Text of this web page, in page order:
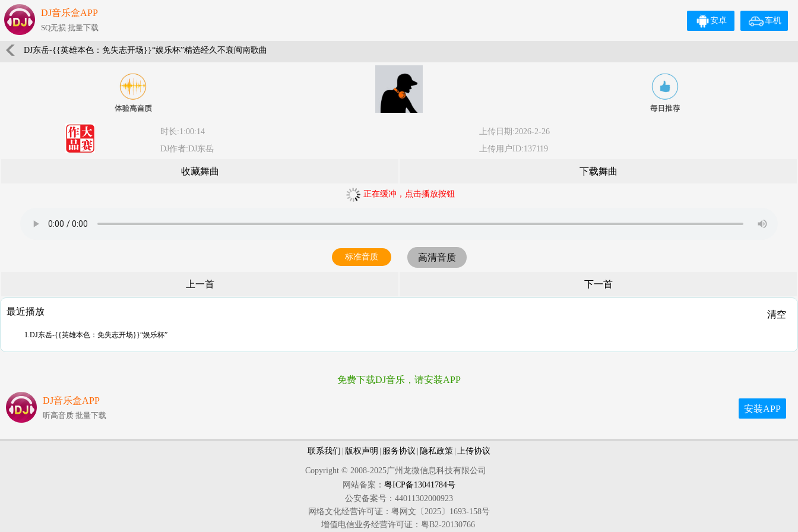
DJ音乐盒APP
SQ无损 批量下载
车机
安卓
DJ东岳-{{英雄本色：免失志开场}}“娱乐杯”精选经久不衰闽南歌曲
时长:1:00:14
上传日期:2026-2-26
DJ作者:DJ东岳
上传用户ID:137119
收藏舞曲 下载舞曲
正在缓冲，点击播放按钮
标准音质 高清音质
上一首 下一首
最近播放 清空
1.DJ东岳-{{英雄本色：免失志开场}}“娱乐杯”
免费下载DJ音乐，请安装APP
DJ音乐盒APP
听高音质 批量下载
安装APP
联系我们 版权声明 服务协议 隐私政策 上传协议
Copyright © 2008-2025广州龙微信息科技有限公司
网站备案： 粤ICP备13041784号
公安备案号：44011302000923
网络文化经营许可证：粤网文〔2025〕1693-158号
增值电信业务经营许可证：粤B2-20130766